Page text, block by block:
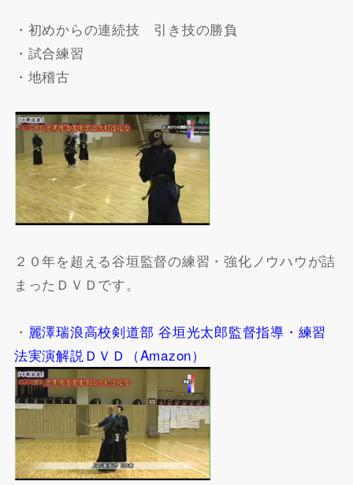
・初めからの連続技 引き技の勝負
・試合練習
・地稽古
２０年を超える谷垣監督の練習・強化ノウハウが詰
まったＤＶＤです。
・ 麗澤瑞浪高校剣道部 谷垣光太郎監督指導・練習
法実演解説ＤＶＤ（Amazon）